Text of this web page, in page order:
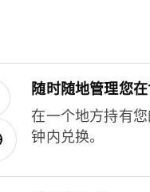
随时随地管理您在
在一个地方持有
钟内兑换。